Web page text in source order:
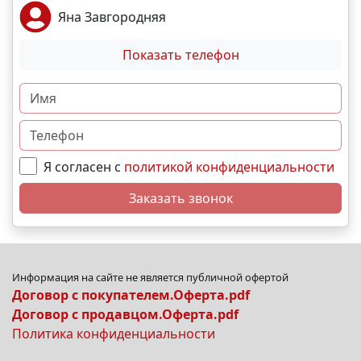
Яна Завгородняя
Показать телефон
Я согласен с политикой конфиденциальности
Заказать звонок
Информация на сайте не является публичной офертой
Договор с покупателем.Оферта.pdf
Договор с продавцом.Оферта.pdf
Политика конфиденциальности